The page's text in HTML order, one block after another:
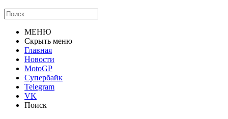
МЕНЮ
Скрыть меню
Главная
Новости
MotoGP
Супербайк
Telegram
VK
Поиск